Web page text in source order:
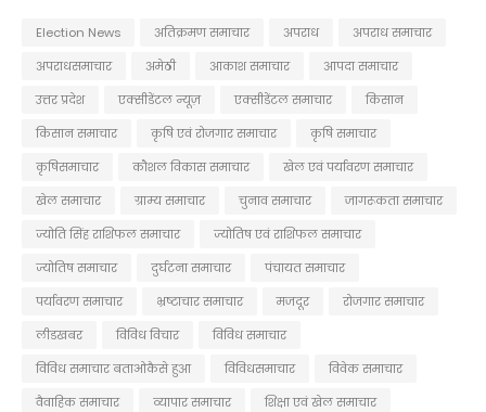
Election News अतिक्रमण समाचार अपराध
अपराध समाचार
अपराधसमाचार
अमेठी आकाश समाचार
आपदा समाचार
उत्तर प्रदेश
एक्सीडेंटल न्यूज़ एक्सीडेंटल समाचार
किसान
किसान समाचार
कृषि एवं रोजगार समाचार
कृषि समाचार
कृषिसमाचार
कौशल विकास समाचार
खेल एवं पर्यावरण समाचार
खेल समाचार
ग्राम्य समाचार चुनाव समाचार
जागरूकता समाचार
ज्योति सिंह राशिफल समाचार
ज्योतिष एवं राशिफल समाचार
ज्योतिष समाचार
दुर्घटना समाचार
पंचायत समाचार
पर्यावरण समाचार
भ्रष्टाचार समाचार मजदूर
रोजगार समाचार
लीडखबर
विविध विचार
विविध समाचार
विविध समाचार बताओकैसे हुआ
विविधसमाचार
विवेक समाचार
वैवाहिक समाचार
व्यापार समाचार
शिक्षा एवं खेल समाचार